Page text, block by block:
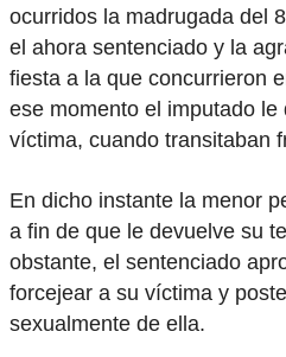
ocurridos la madrugada del
el ahora sentenciado y la
fiesta a la que concurrieron
ese momento el imputado le
víctima, cuando transitaban
En dicho instante la menor
a fin de que le devuelve su
obstante, el sentenciado
forcejear a su víctima y
sexualmente de ella.